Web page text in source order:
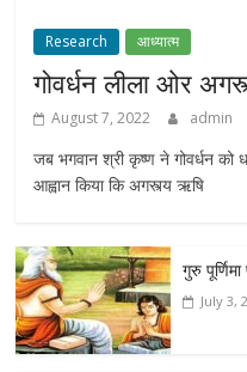
Research आध्यात्म
गोवर्धन लीला ओर
August 7, 2022 admin
जब भगवान श्री कृष्ण ने गोवर्धन को
आह्वान किया कि अगस्त्य ऋषि
गुरु
July 3,